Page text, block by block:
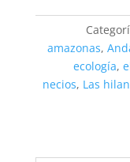
107
amazonas,
ecología,
necios, Las